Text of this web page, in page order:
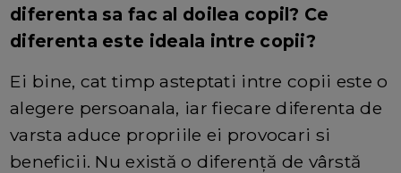
diferenta sa fac al doilea copil? Ce
diferenta este ideala intre copii?
Ei bine, cat timp asteptati intre copii este o
alegere persoanala, iar fiecare diferenta de
varsta aduce propriile ei provocari si
beneficii. Nu există o diferență de vârstă